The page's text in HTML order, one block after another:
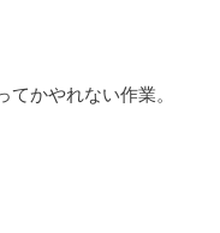
かやれない作業。